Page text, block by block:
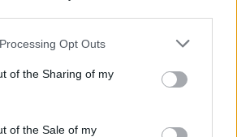
Opt Outs
of the Sharing of my
of the Sale of my